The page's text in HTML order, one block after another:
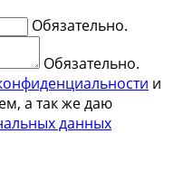
Обязательно.
Обязательно.
и
а так же даю
данных